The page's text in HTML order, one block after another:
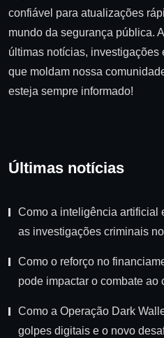
confiável para atualizações
mundo da segurança pública.
últimas notícias,
que moldam nossa
esteja sempre informado!
Últimas notícias
Como a inteligência artificial
as investigações criminais no
Como o reforço no
pode impactar o combate ao
Como a Operação Dark
golpes digitais e o novo